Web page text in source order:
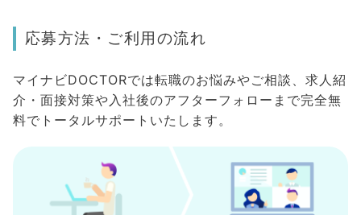
応募方法・ご利用の流れ
マイナビDOCTORでは転職のお悩みやご相談、求人紹
介・面接対策や入社後のアフターフォローまで完全無
料でトータルサポートいたします。